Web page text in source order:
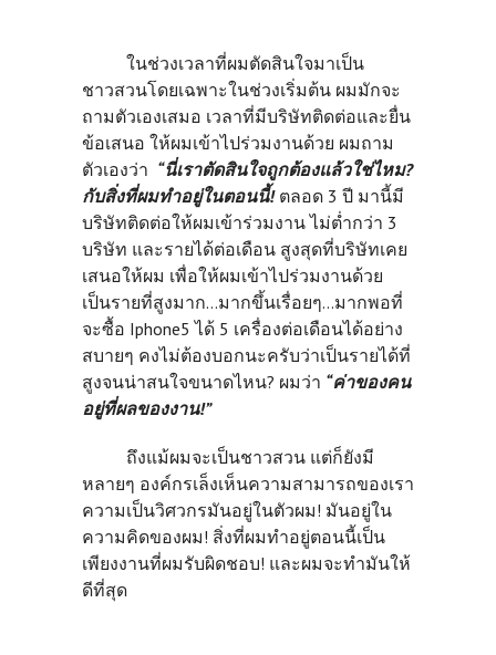
ในช่วงเวลาที่ผมตัดสินใจมาเป็น
ชาวสวนโดยเฉพาะในช่วงเริ่มต้น ผมมักจะ
ถามตัวเองเสมอ เวลาที่มีบริษัทติดต่อและยื่น
ข้อเสนอ ให้ผมเข้าไปร่วมงานด้วย ผมถาม
ตัวเองว่า “นี่เราตัดสินใจถูกต้องแล้วใช่ไหม?
กับสิ่งที่ผมทำอยู่ในตอนนี้!ตลอด 3 ปี มานี้มี
บริษัทติดต่อให้ผมเข้าร่วมงาน ไม่ต่ำกว่า 3
บริษัท และรายได้ต่อเดือน สูงสุดที่บริษัทเคย
เสนอให้ผม เพื่อให้ผมเข้าไปร่วมงานด้วย
เป็นรายที่สูงมาก…มากขึ้นเรื่อยๆ…มากพอที่
จะซื้อ Iphone5 ได้ 5 เครื่องต่อเดือนได้อย่าง
สบายๆ คงไม่ต้องบอกนะครับว่าเป็นรายได้ที่
สูงจนน่าสนใจขนาดไหน? ผมว่า “ค่าของคน
อยู่ที่ผลของงาน!”
ถึงแม้ผมจะเป็นชาวสวน แต่ก็ยังมี
หลายๆ องค์กรเล็งเห็นความสามารถของเรา
ความเป็นวิศวกรมันอยู่ในตัวผม! มันอยู่ใน
ความคิดของผม! สิ่งที่ผมทำอยู่ตอนนี้เป็น
เพียงงานที่ผมรับผิดชอบ! และผมจะทำมันให้
ดีที่สุด